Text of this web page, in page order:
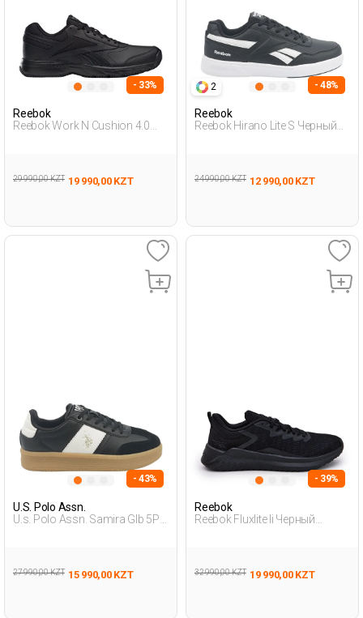
- 33%
Reebok
Reebok Work N Cushion 4.0
29 990,00 KZT 19 990,00 KZT
2 - 48%
Reebok
Reebok Hirano Lite S Черный
24 990,00 KZT 12 990,00 KZT
- 43%
U.S. Polo Assn.
U.s. Polo Assn. Samira Glb 5Pr
27 990,00 KZT 15 990,00 KZT
- 39%
Reebok
Reebok Fluxlite Ii Черный
32 990,00 KZT 19 990,00 KZT